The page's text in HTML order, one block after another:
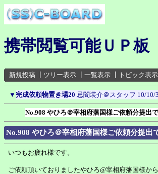
携帯閲覧可能ＵＰ板
新規投稿 ツリー表示 一覧表示 トピック表示
▼ 完成依頼物置き場20 忌闇装介＠スタッフ 10/10/
No.908 やひろ＠宰相府藩国様ご依頼分提出
No.908 やひろ＠宰相府藩国様ご依頼分提出
いつもお疲れ様です。
ご依頼頂いておりましたやひろ@宰相府藩国様か